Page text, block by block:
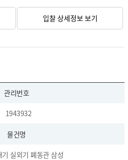
입찰 상세정보 보기
관리번호
1943932
물건명
실외기 폐동관 삼성